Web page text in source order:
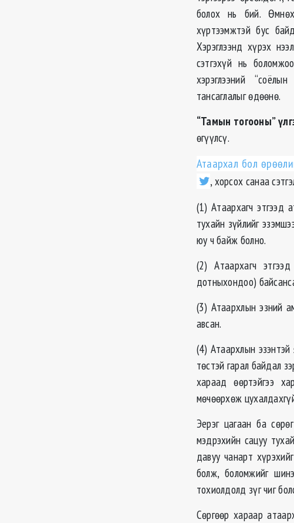
болох нь бий.
хүртээмжтэй бус
Хэрэглээнд хүрэх
сэтгэхүй нь
хэрэглээний
тансаглалыг өдөөнө.
“Тамын тогооны”
өгүүлсү.
Атаархал бол
, хорсох санаа
(1) Атаархагч этгээд
тухайн зүйлийг
юу ч байж болно.
(2) Атаархагч
дотныхондоо)
(3) Атаархлын эзний
авсан.
(4) Атаархлын
төстэй гарал байдал
хараад өөртэйгээ
мөчөөрхөж
Эерэг цагаан ба
мэдрэхийн сацуу
давуу чанарт
болж, боломжийг
тохиолдолд зүг чиг
Сөргөөр хараар